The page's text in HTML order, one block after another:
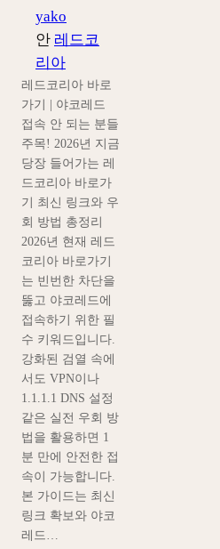
yako
안 레드코
리아
레드코리아 바로
가기 | 야코레드
접속 안 되는 분들
주목! 2026년 지금
당장 들어가는 레
드코리아 바로가
기 최신 링크와 우
회 방법 총정리
2026년 현재 레드
코리아 바로가기
는 빈번한 차단을
뚫고 야코레드에
접속하기 위한 필
수 키워드입니다.
강화된 검열 속에
서도 VPN이나
1.1.1.1 DNS 설정
같은 실전 우회 방
법을 활용하면 1
분 만에 안전한 접
속이 가능합니다.
본 가이드는 최신
링크 확보와 야코
레드…